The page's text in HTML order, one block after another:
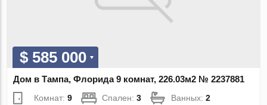
$ 585 000
Дом в Тампа, Флорида 9 комнат, 226.03м2 № 2237881
Комнат:9 Спален:3 Ванных:2